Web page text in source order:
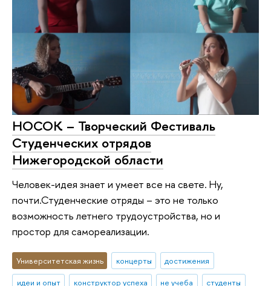
НОСОК – Творческий Фестиваль
Студенческих отрядов
Нижегородской области
Человек-идея знает и умеет все на свете. Ну,
почти.Студенческие отряды – это не только
возможность летнего трудоустройства, но и
простор для самореализации.
Университетская жизнь концерты
достижения
идеи и опыт
конструктор успеха не учеба
студенты